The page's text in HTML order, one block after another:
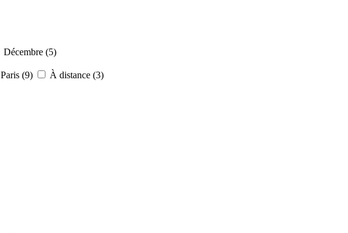
Décembre (5)
Paris (9)
À distance (3)